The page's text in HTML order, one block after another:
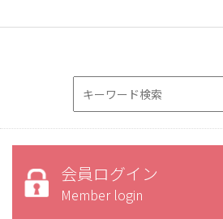
会員ログイン
Member login